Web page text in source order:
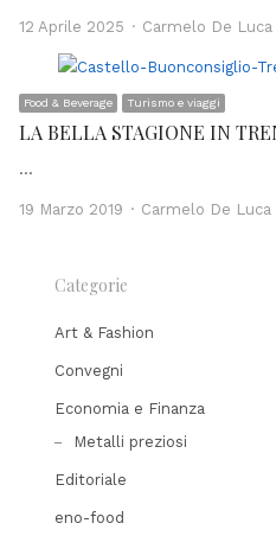
12 Aprile 2025 Author
Carmelo De Luca
Food & Beverage Turismo e viaggi
LA BELLA STAGIONE IN
…
19 Marzo 2019 Author
Carmelo De Luca
Categorie
Art & Fashion
Convegni
Economia e Finanza
Metalli preziosi
Editoriale
eno-food